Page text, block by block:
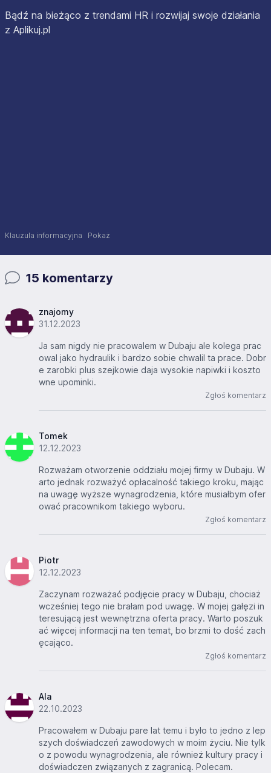
Bądź na bieżąco z trendami HR i rozwijaj swoje działania
z Aplikuj.pl
Klauzula informacyjna Pokaż
15 komentarzy
znajomy
31.12.2023
Ja sam nigdy nie pracowalem w Dubaju ale kolega prac
owal jako hydraulik i bardzo sobie chwalil ta prace. Dobr
e zarobki plus szejkowie daja wysokie napiwki i koszto
wne upominki.
Zgłoś komentarz
Tomek
12.12.2023
Rozważam otworzenie oddziału mojej firmy w Dubaju. W
arto jednak rozważyć opłacalność takiego kroku, mając
na uwagę wyższe wynagrodzenia, które musiałbym ofer
ować pracownikom takiego wyboru.
Zgłoś komentarz
Piotr
12.12.2023
Zaczynam rozważać podjęcie pracy w Dubaju, chociaż
wcześniej tego nie brałam pod uwagę. W mojej gałęzi in
teresującą jest wewnętrzna oferta pracy. Warto poszuk
ać więcej informacji na ten temat, bo brzmi to dość zach
ęcająco.
Zgłoś komentarz
Ala
22.10.2023
Pracowałem w Dubaju pare lat temu i było to jedno z lep
szych doświadczeń zawodowych w moim życiu. Nie tylk
o z powodu wynagrodzenia, ale również kultury pracy i
doświadczen związanych z zagranicą. Polecam.